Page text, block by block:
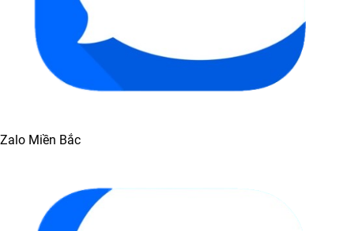
Zalo Miền Bắc